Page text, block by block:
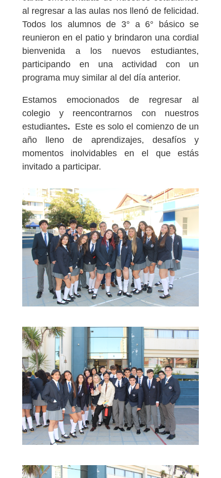
al regresar a las aulas nos llenó de felicidad.
Todos los alumnos de 3° a 6° básico se
reunieron en el patio y brindaron una cordial
bienvenida a los nuevos estudiantes,
participando en una actividad con un
programa muy similar al del día anterior.
Estamos emocionados de regresar al
colegio y reencontrarnos con nuestros
estudiantes. Este es solo el comienzo de un
año lleno de aprendizajes, desafíos y
momentos inolvidables en el que estás
invitado a participar.